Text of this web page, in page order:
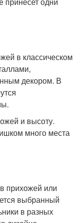
в классическом
декором. В
и высоту.
много места
прихожей или
выбранный
в разных